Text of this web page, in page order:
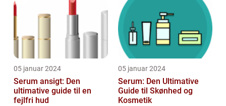
05 januar 2024
Serum ansigt: Den
ultimative guide til en
fejlfri hud
05 januar 2024
Serum: Den Ultimative
Guide til Skønhed og
Kosmetik